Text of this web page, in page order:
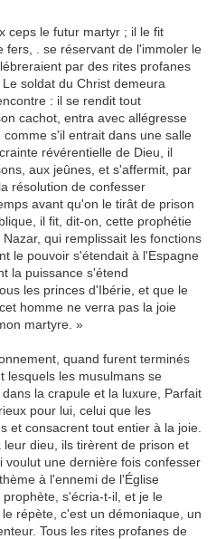
ceps le futur martyr ; il le fit
fers, . se réservant de l'immoler le
par des rites profanes
soldat du Christ demeura
: il se rendit tout
cachot, entra avec allégresse
s'il entrait dans une salle
révérentielle de Dieu, il
aux jeûnes, et s'affermit, par
résolution de confesser
avant qu'on le tirât de prison
il fit, dit-on, cette prophétie
qui remplissait les fonctions
le pouvoir s'étendait à l'Espagne
la puissance s'étend
les princes d'Ibérie, et que le
homme ne verra pas la joie
martyre. »
quand furent terminés
lesquels les musulmans se
la crapule et la luxure, Parfait
pour lui, celui que les
et consacrent tout entier à la joie.
dieu, ils tirèrent de prison et
voulut une dernière fois confesser
à l'ennemi de l'Église
s'écria-t-il, et je le
répète, c'est un démoniaque, un
Tous les rites profanes de